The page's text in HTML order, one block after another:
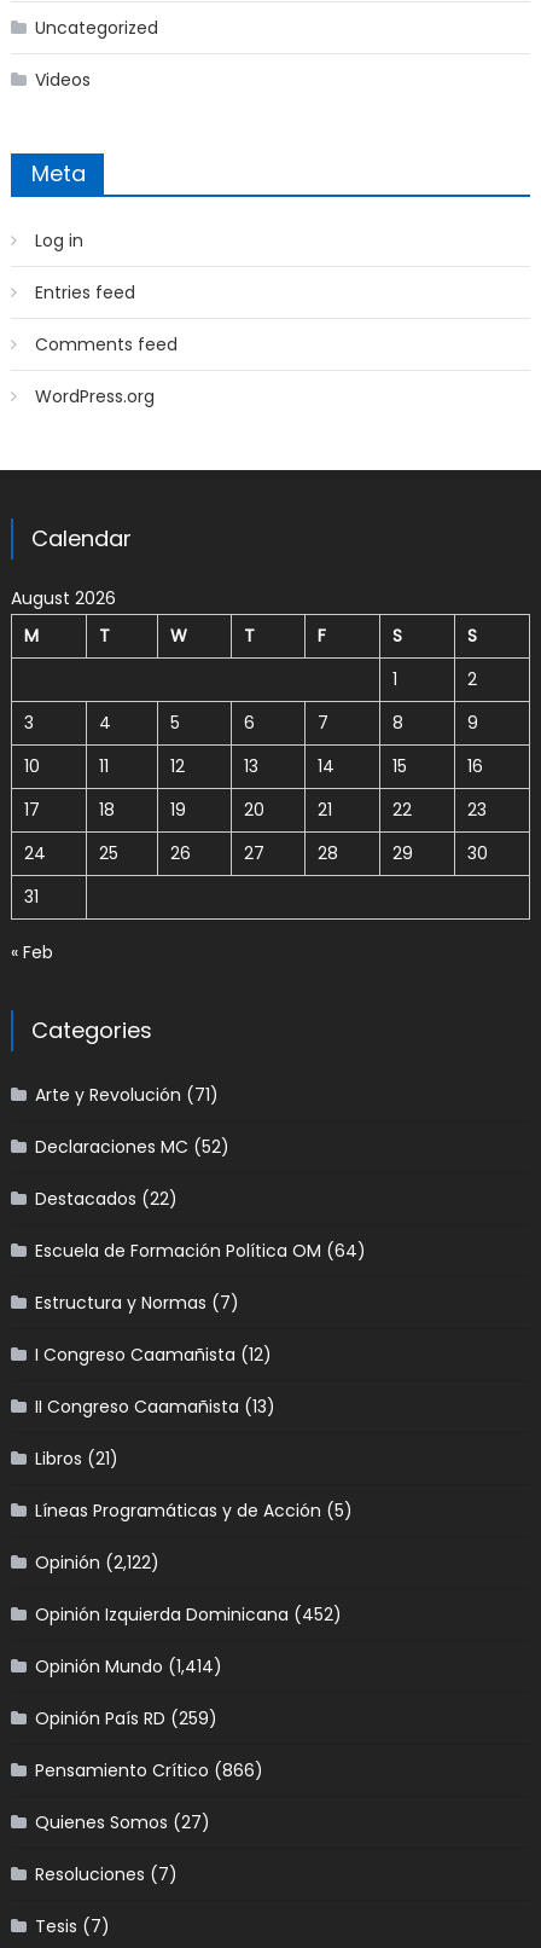
Uncategorized
Videos
Meta
Log in
Entries feed
Comments feed
WordPress.org
Calendar
August 2026
M
T W T F S
S
1
2
3
4 5 6 7 8
9
10
11 12 13 14 15
16
17
18 19 20 21 22
23
24
25 26 27 28 29
30
31
« Feb
Categories
Arte y Revolución (71)
Declaraciones MC (52)
Destacados (22)
Escuela de Formación Política OM (64)
Estructura y Normas (7)
I Congreso Caamañista (12)
II Congreso Caamañista (13)
Libros (21)
Líneas Programáticas y de Acción (5)
Opinión (2,122)
Opinión Izquierda Dominicana (452)
Opinión Mundo (1,414)
Opinión País RD (259)
Pensamiento Crítico (866)
Quienes Somos (27)
Resoluciones (7)
Tesis (7)